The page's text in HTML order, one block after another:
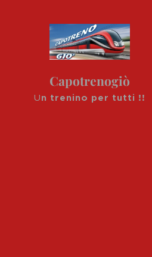
Capotrenogiò
Un trenino per tutti !!